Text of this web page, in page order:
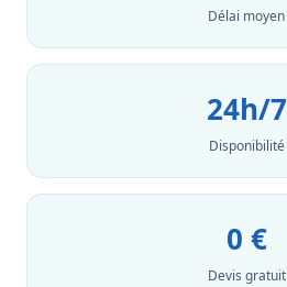
Délai moyen
24h/7
Disponibilité
0 €
Devis gratuit